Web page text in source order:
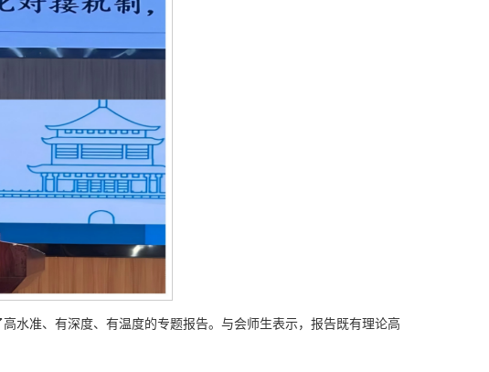
水准、有深度、有温度的专题报告。与会师生表示，报告既有理论高